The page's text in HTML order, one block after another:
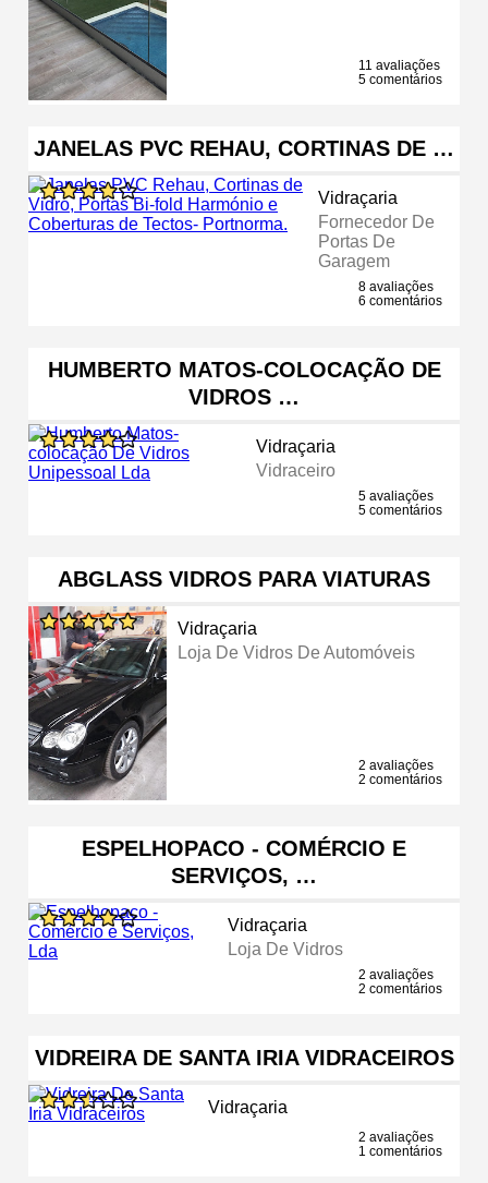
11 avaliações
5 comentários
JANELAS PVC REHAU, CORTINAS DE …
Vidraçaria
Fornecedor De
Portas De
Garagem
8 avaliações
6 comentários
HUMBERTO MATOS-COLOCAÇÃO DE
VIDROS …
Vidraçaria
Vidraceiro
5 avaliações
5 comentários
ABGLASS VIDROS PARA VIATURAS
Vidraçaria
Loja De Vidros De Automóveis
2 avaliações
2 comentários
ESPELHOPACO - COMÉRCIO E
SERVIÇOS, …
Vidraçaria
Loja De Vidros
2 avaliações
2 comentários
VIDREIRA DE SANTA IRIA VIDRACEIROS
Vidraçaria
2 avaliações
1 comentários